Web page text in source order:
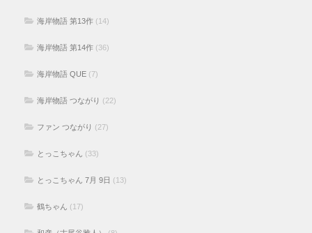
海岸物語 第13作 (14)
海岸物語 第14作 (36)
海岸物語 QUE (7)
海岸物語 つながり (22)
ファン つながり (27)
とっこちゃん (33)
とっこちゃん 7月 9日 (13)
鶴ちゃん (17)